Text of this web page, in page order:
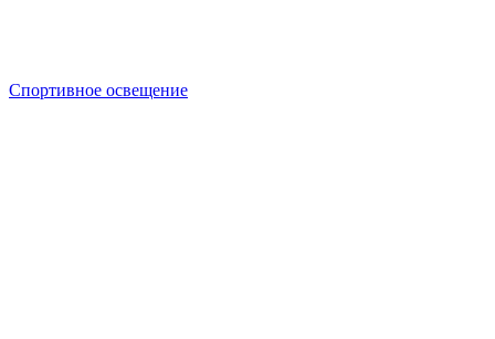
Спортивное освещение